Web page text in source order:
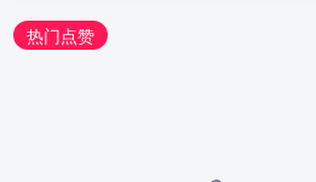
热门点赞